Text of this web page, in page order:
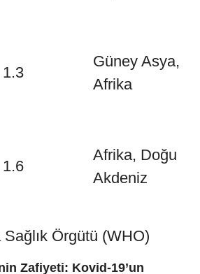
1.3
Güney Asya,
Afrika
1.6
Afrika, Doğu
Akdeniz
Örgütü (WHO)
Zafiyeti: Kovid-19’un